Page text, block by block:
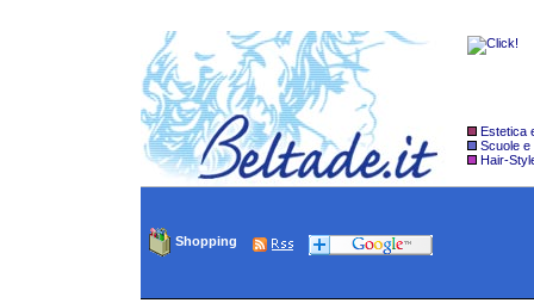
Estetica
Scuole e
Hair-
Shopping